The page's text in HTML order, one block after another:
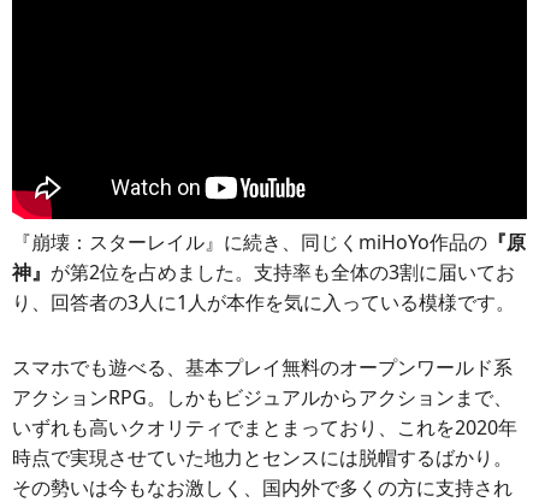
『崩壊：スターレイル』に続き、同じくmiHoYo作品の 『原
神』 が第2位を占めました。支持率も全体の3割に届いてお
り、回答者の3人に1人が本作を気に入っている模様です。
スマホでも遊べる、基本プレイ無料のオープンワールド系
アクションRPG。しかもビジュアルからアクションまで、
いずれも高いクオリティでまとまっており、これを2020年
時点で実現させていた地力とセンスには脱帽するばかり。
その勢いは今もなお激しく、国内外で多くの方に支持され